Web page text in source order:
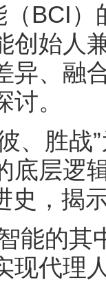
（BCI
创始人
异、融
。
、胜战
底层逻
史，揭
能的
现代理